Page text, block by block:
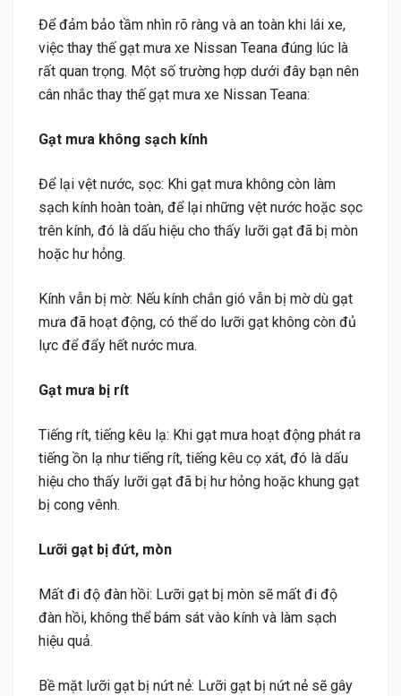
Để đảm bảo tầm nhìn rõ ràng và an toàn khi lái xe,
việc thay thế gạt mưa xe Nissan Teana đúng lúc là
rất quan trọng. Một số trường hợp dưới đây bạn nên
cân nhắc thay thế gạt mưa xe Nissan Teana:
Gạt mưa không sạch kính
Để lại vệt nước, sọc: Khi gạt mưa không còn làm
sạch kính hoàn toàn, để lại những vệt nước hoặc sọc
trên kính, đó là dấu hiệu cho thấy lưỡi gạt đã bị mòn
hoặc hư hỏng.
Kính vẫn bị mờ: Nếu kính chắn gió vẫn bị mờ dù gạt
mưa đã hoạt động, có thể do lưỡi gạt không còn đủ
lực để đẩy hết nước mưa.
Gạt mưa bị rít
Tiếng rít, tiếng kêu lạ: Khi gạt mưa hoạt động phát ra
tiếng ồn lạ như tiếng rít, tiếng kêu cọ xát, đó là dấu
hiệu cho thấy lưỡi gạt đã bị hư hỏng hoặc khung gạt
bị cong vênh.
Lưỡi gạt bị đứt, mòn
Mất đi độ đàn hồi: Lưỡi gạt bị mòn sẽ mất đi độ
đàn hồi, không thể bám sát vào kính và làm sạch
hiệu quả.
Bề mặt lưỡi gạt bị nứt nẻ: Lưỡi gạt bị nứt nẻ sẽ gây